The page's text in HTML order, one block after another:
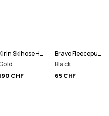
Kirin Skihose Herren
CHF
Bravo Fleecepullover Herren
Black
65 CHF